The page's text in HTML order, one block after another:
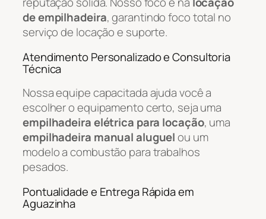
de empilhadeira, garantindo foco total no
serviço de locação e suporte.
Atendimento Personalizado e Consultoria
Técnica
Nossa equipe capacitada ajuda você a
escolher o equipamento certo, seja uma
empilhadeira elétrica para locação, uma
empilhadeira manual aluguelou um
modelo a combustão para trabalhos
pesados.
Pontualidade e Entrega Rápida em
Aguazinha